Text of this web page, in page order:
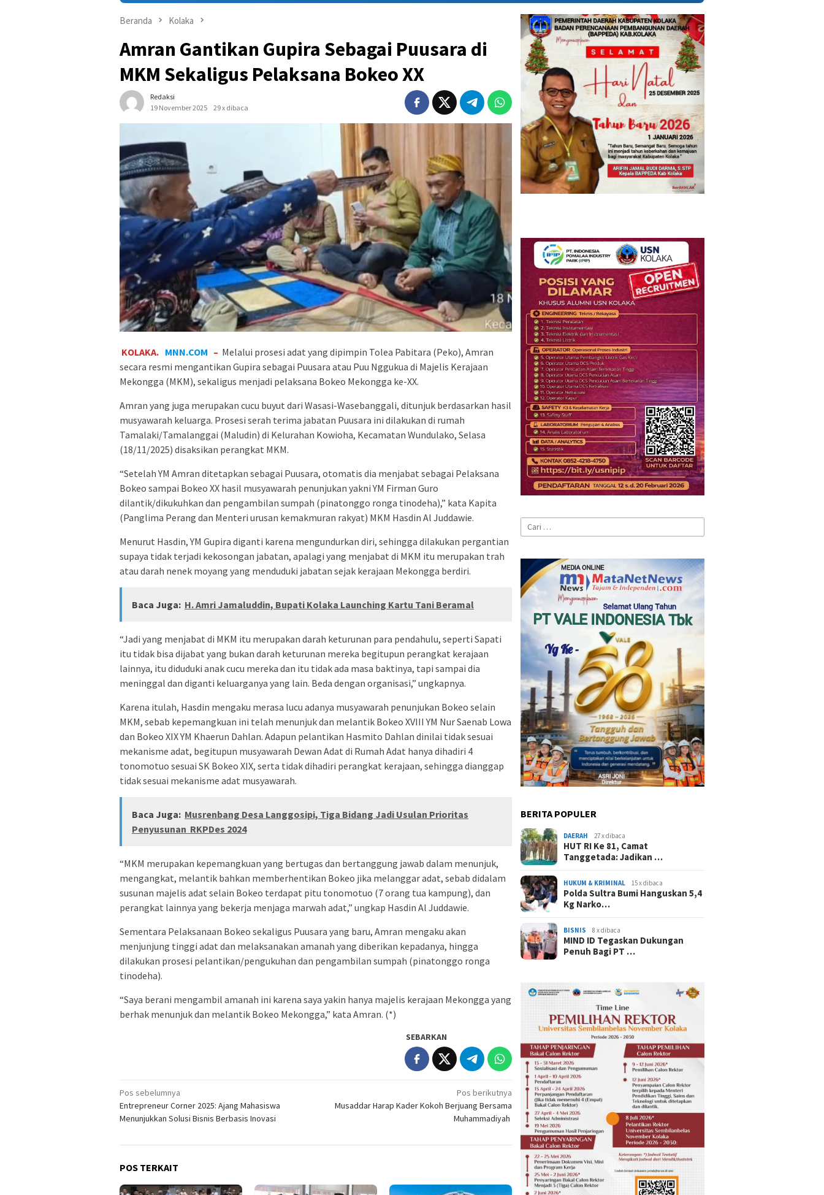
Beranda Kolaka
Amran Gantikan Gupira Sebagai Puusara di
MKM Sekaligus Pelaksana Bokeo XX
Redaksi
19 November 2025
29 x dibaca
KOLAKA. MNN.COM – Melalui prosesi adat yang dipimpin Tolea Pabitara (Peko), Amran
secara resmi mengantikan Gupira sebagai Puusara atau Puu Nggukua di Majelis Kerajaan
Mekongga (MKM), sekaligus menjadi pelaksana Bokeo Mekongga ke-XX.
Amran yang juga merupakan cucu buyut dari Wasasi-Wasebanggali, ditunjuk berdasarkan hasil
musyawarah keluarga. Prosesi serah terima jabatan Puusara ini dilakukan di rumah
Tamalaki/Tamalanggai (Maludin) di Kelurahan Kowioha, Kecamatan Wundulako, Selasa
(18/11/2025) disaksikan perangkat MKM.
“Setelah YM Amran ditetapkan sebagai Puusara, otomatis dia menjabat sebagai Pelaksana
Bokeo sampai Bokeo XX hasil musyawarah penunjukan yakni YM Firman Guro
dilantik/dikukuhkan dan pengambilan sumpah (pinatonggo ronga tinodeha),” kata Kapita
(Panglima Perang dan Menteri urusan kemakmuran rakyat) MKM Hasdin Al Juddawie.
Menurut Hasdin, YM Gupira diganti karena mengundurkan diri, sehingga dilakukan pergantian
supaya tidak terjadi kekosongan jabatan, apalagi yang menjabat di MKM itu merupakan trah
atau darah nenek moyang yang menduduki jabatan sejak kerajaan Mekongga berdiri.
Baca Juga: H. Amri Jamaluddin, Bupati Kolaka Launching Kartu Tani Beramal
“Jadi yang menjabat di MKM itu merupakan darah keturunan para pendahulu, seperti Sapati
itu tidak bisa dijabat yang bukan darah keturunan mereka begitupun perangkat kerajaan
lainnya, itu diduduki anak cucu mereka dan itu tidak ada masa baktinya, tapi sampai dia
meninggal dan diganti keluarganya yang lain. Beda dengan organisasi,” ungkapnya.
Karena itulah, Hasdin mengaku merasa lucu adanya musyawarah penunjukan Bokeo selain
MKM, sebab kepemangkuan ini telah menunjuk dan melantik Bokeo XVIII YM Nur Saenab Lowa
dan Bokeo XIX YM Khaerun Dahlan. Adapun pelantikan Hasmito Dahlan dinilai tidak sesuai
mekanisme adat, begitupun musyawarah Dewan Adat di Rumah Adat hanya dihadiri 4
tonomotuo sesuai SK Bokeo XIX, serta tidak dihadiri perangkat kerajaan, sehingga dianggap
tidak sesuai mekanisme adat musyawarah.
Baca Juga: Musrenbang Desa Langgosipi, Tiga Bidang Jadi Usulan Prioritas
Penyusunan RKPDes 2024
“MKM merupakan kepemangkuan yang bertugas dan bertanggung jawab dalam menunjuk,
mengangkat, melantik bahkan memberhentikan Bokeo jika melanggar adat, sebab didalam
susunan majelis adat selain Bokeo terdapat pitu tonomotuo (7 orang tua kampung), dan
perangkat lainnya yang bekerja menjaga marwah adat,” ungkap Hasdin Al Juddawie.
Sementara Pelaksanaan Bokeo sekaligus Puusara yang baru, Amran mengaku akan
menjunjung tinggi adat dan melaksanakan amanah yang diberikan kepadanya, hingga
dilakukan prosesi pelantikan/pengukuhan dan pengambilan sumpah (pinatonggo ronga
tinodeha).
“Saya berani mengambil amanah ini karena saya yakin hanya majelis kerajaan Mekongga yang
berhak menunjuk dan melantik Bokeo Mekongga,” kata Amran. (*)
SEBARKAN
Navigasi
pos
Pos sebelumnya
Entrepreneur Corner 2025: Ajang Mahasiswa
Menunjukkan Solusi Bisnis Berbasis Inovasi
Pos berikutnya
Musaddar Harap Kader Kokoh Berjuang Bersama
Muhammadiyah
POS TERKAIT
Cari
untuk:
BERITA POPULER
DAERAH 27 x dibaca
HUT RI Ke 81, Camat
Tanggetada: Jadikan …
HUKUM & KRIMINAL 15 x dibaca
Polda Sultra Bumi Hanguskan 5,4
Kg Narko…
BISNIS 8 x dibaca
MIND ID Tegaskan Dukungan
Penuh Bagi PT …